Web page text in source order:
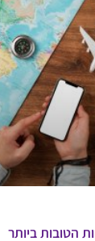
הטובות ביותר